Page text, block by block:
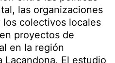
las organizaciones
colectivos locales
proyectos de
en la región
El estudio